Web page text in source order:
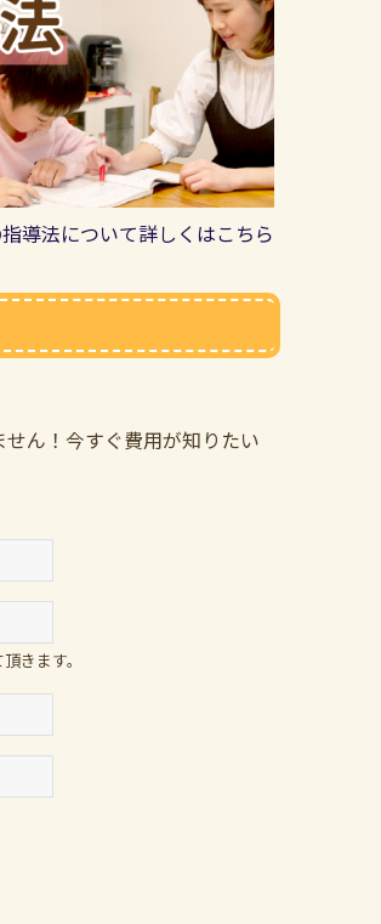
導法について詳しくはこちら
ん！今すぐ費用が知りたい
きます。